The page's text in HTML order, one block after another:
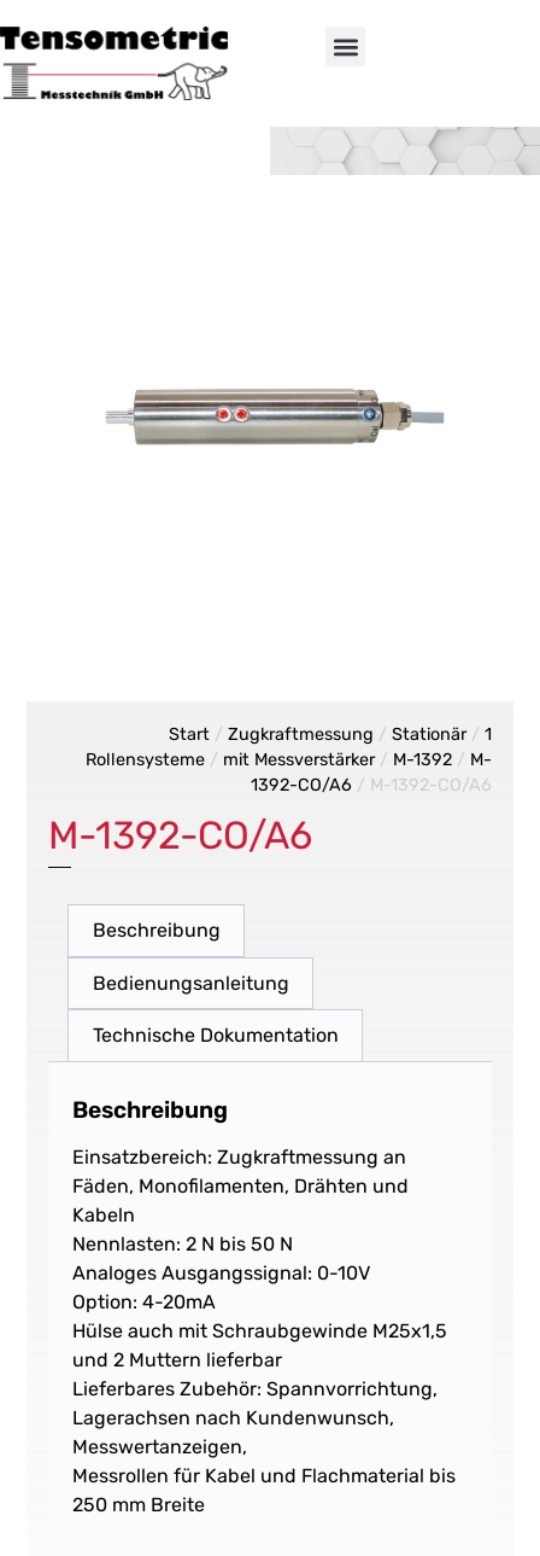
Start/ Zugkraftmessung / Stationär/ 1
Rollensysteme/ mit Messverstärker/ M-1392/ M-
1392-CO/A6 / M-1392-CO/A6
M-1392-CO/A6
Beschreibung
Bedienungsanleitung
Technische Dokumentation
Beschreibung
Einsatzbereich: Zugkraftmessung an
Fäden, Monofilamenten, Drähten und
Kabeln
Nennlasten: 2 N bis 50 N
Analoges Ausgangssignal: 0-10V
Option: 4-20mA
Hülse auch mit Schraubgewinde M25x1,5
und 2 Muttern lieferbar
Lieferbares Zubehör: Spannvorrichtung,
Lagerachsen nach Kundenwunsch,
Messwertanzeigen,
Messrollen für Kabel und Flachmaterial bis
250 mm Breite